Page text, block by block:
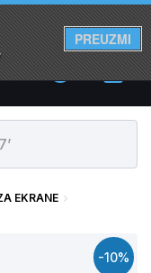
PREUZMI
istog dana!
0
EKRANE
-10%